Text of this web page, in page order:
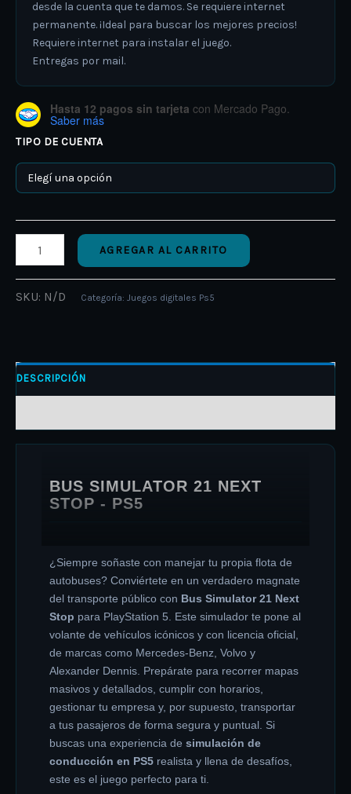
desde la cuenta que te damos. Se requiere internet
permanente. ¡Ideal para buscar los mejores precios!
Requiere internet para instalar el juego.
Entregas por mail.
Hasta 12 pagos sin tarjeta con Mercado Pago.
Saber más
TIPO DE CUENTA
AGREGAR AL CARRITO
SKU: N/D Categoría: Juegos digitales Ps5
DESCRIPCIÓN
BUS SIMULATOR 21 NEXT
STOP - PS5
¿Siempre soñaste con manejar tu propia flota de
autobuses? Conviértete en un verdadero magnate
del transporte público con Bus Simulator 21 Next
Stop para PlayStation 5. Este simulador te pone al
volante de vehículos icónicos y con licencia oficial,
de marcas como Mercedes-Benz, Volvo y
Alexander Dennis. Prepárate para recorrer mapas
masivos y detallados, cumplir con horarios,
gestionar tu empresa y, por supuesto, transportar
a tus pasajeros de forma segura y puntual. Si
buscas una experiencia de simulación de
conducción en PS5 realista y llena de desafíos,
este es el juego perfecto para ti.